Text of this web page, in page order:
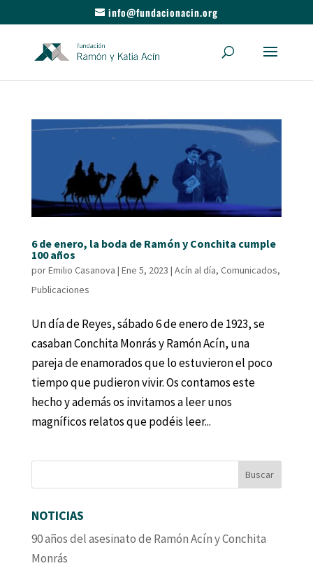
info@fundacionacin.org
6 de enero, la boda de Ramón y Conchita cumple
100 años
porEmilio Casanova | Ene 5, 2023 | Acín al día, Comunicados,
Publicaciones
Un día de Reyes, sábado 6 de enero de 1923, se
casaban Conchita Monrás y Ramón Acín, una
pareja de enamorados que lo estuvieron el poco
tiempo que pudieron vivir. Os contamos este
hecho y además os invitamos a leer unos
magníficos relatos que podéis leer...
NOTICIAS
90 años del asesinato de Ramón Acín y Conchita
Monrás